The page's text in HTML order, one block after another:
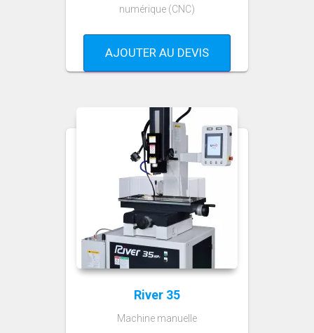
numérique (CNC)
AJOUTER AU DEVIS
River 35
Machine manuelle